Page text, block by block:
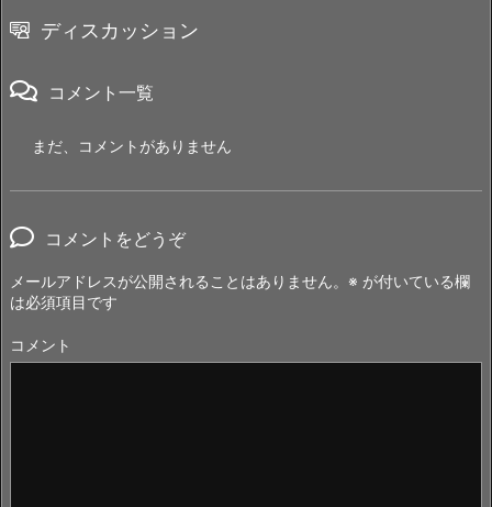
ディスカッション
コメント一覧
まだ、コメントがありません
コメントをどうぞ
メールアドレスが公開されることはありません。 ※ が付いている欄
は必須項目です
コメント